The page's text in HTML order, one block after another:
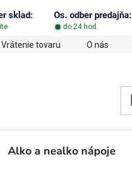
sklad: Os. odber predajňa:
do 24 hod.
Vrátenie tovaru O nás
Alko a nealko nápoje